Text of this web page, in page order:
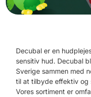
Decubal er en
sensitiv hud. Decubal
Sverige sammen med
til at tilbyde effektiv og
Vores sortiment er